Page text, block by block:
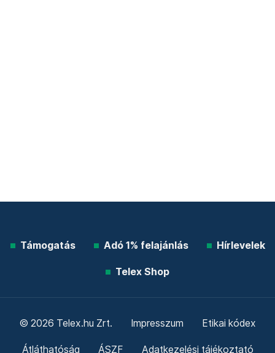
Támogatás Adó 1% felajánlás Hírlevelek
Telex Shop
© 2026 Telex.hu Zrt. Impresszum Etikai kódex
Átláthatóság ÁSZF Adatkezelési tájékoztató